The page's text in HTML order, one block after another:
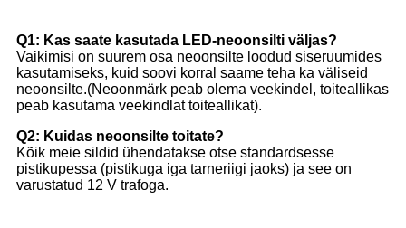
Q1: Kas saate kasutada LED-neoonsilti väljas?
Vaikimisi on suurem osa neoonsilte loodud siseruumides
kasutamiseks, kuid soovi korral saame teha ka väliseid
neoonsilte.(Neoonmärk peab olema veekindel, toiteallikas
peab kasutama veekindlat toiteallikat).
Q2: Kuidas neoonsilte toitate?
Kõik meie sildid ühendatakse otse standardsesse
pistikupessa (pistikuga iga tarneriigi jaoks) ja see on
varustatud 12 V trafoga.